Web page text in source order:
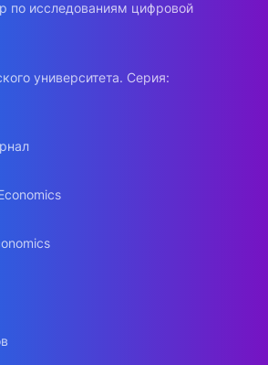
по исследованиям цифровой
университета. Серия: